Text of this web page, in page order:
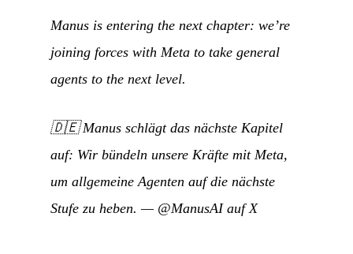
Manus is entering the next chapter: we’re
joining forces with Meta to take general
agents to the next level.
🇩🇪Manus schlägt das nächste Kapitel
auf: Wir bündeln unsere Kräfte mit Meta,
um allgemeine Agenten auf die nächste
Stufe zu heben. — @ManusAI auf X